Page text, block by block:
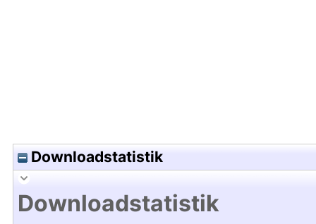
Downloadstatistik
Downloadstatistik